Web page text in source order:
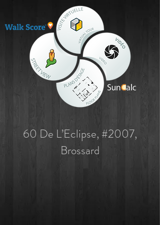
60 De L’Eclipse, #2007,
Brossard